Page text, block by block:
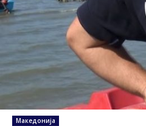
Македонија